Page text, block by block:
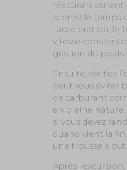
réactions varient
prenez le temps
l’accélération,
vitesse
gestion du poids
Ensuite, vérifiez
peut vous éviter
de carburant
en pleine nature,
si vous devez
quand vient la
une trousse à
Après